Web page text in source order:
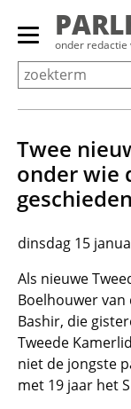
Overslaan
Primair
menu
tonen/verbergen
onder redactie
Twee
onder wie
dinsdag 15
Als nieuwe
Boelhouwer van
Bashir, die
Tweede
niet de jongste
met 19 jaar het